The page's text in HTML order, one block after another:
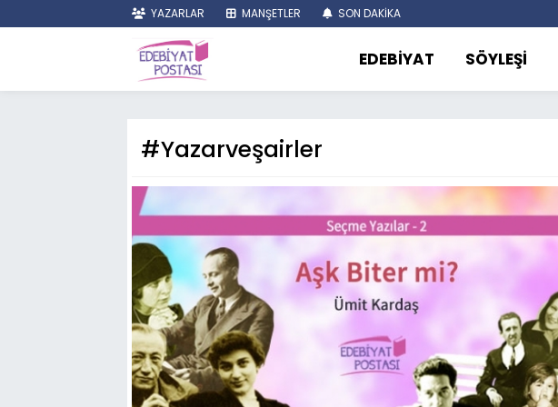
YAZARLAR MANŞETLER SON DAKİKA
EDEBİYAT SÖYLEŞİ
#Yazarveşairler